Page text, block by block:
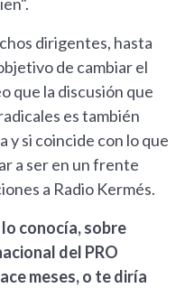
dirigentes, hasta
de cambiar el
que la discusión que
es también
y si coincide con lo que
a ser en un frente
a Radio Kermés.
conocía, sobre
del PRO
meses, o te diría